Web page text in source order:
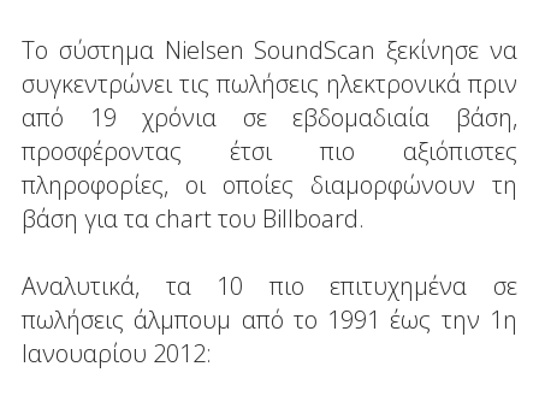
Το σύστημα Nielsen SoundScan ξεκίνησε να
συγκεντρώνει τις πωλήσεις ηλεκτρονικά πριν
από 19 χρόνια σε εβδομαδιαία βάση,
προσφέροντας έτσι πιο αξιόπιστες
πληροφορίες, οι οποίες διαμορφώνουν τη
βάση για τα chart του Billboard.
Αναλυτικά, τα 10 πιο επιτυχημένα σε
πωλήσεις άλμπουμ από το 1991 έως την 1η
Ιανουαρίου 2012: